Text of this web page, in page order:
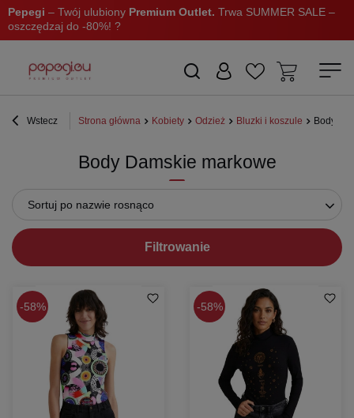
Pepegi – Twój ulubiony Premium Outlet. Trwa SUMMER SALE –
oszczędzaj do -80%! ?
Wstecz Strona główna Kobiety Odzież Bluzki i koszule Body
Body Damskie markowe
Sortuj po nazwie rosnąco
Filtrowanie
58% 58%